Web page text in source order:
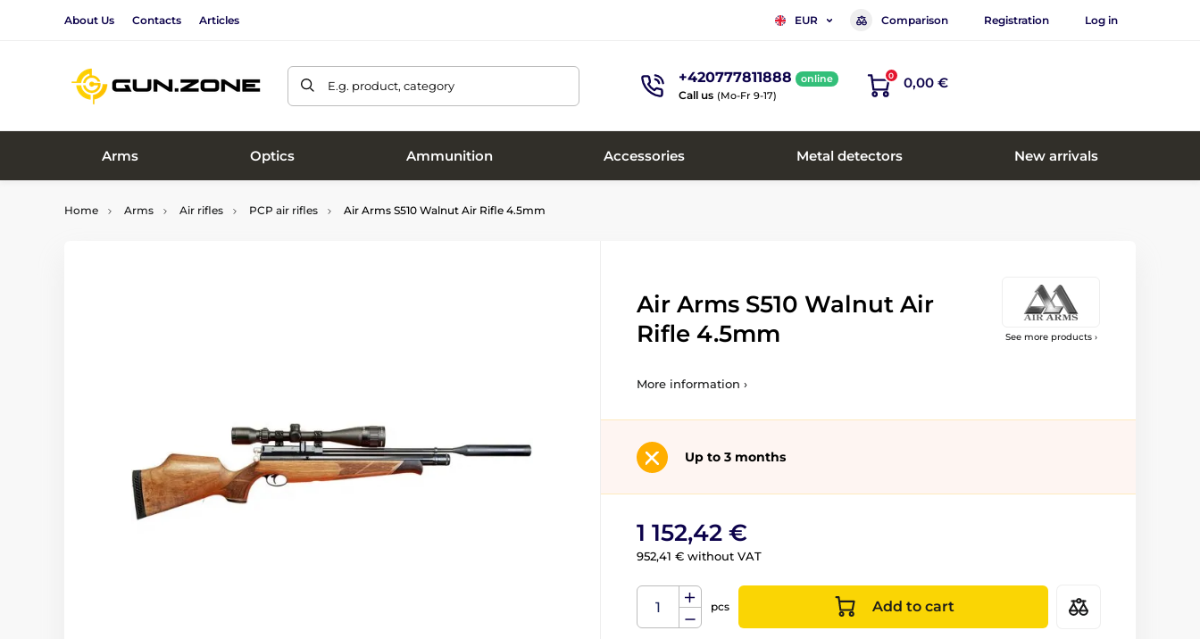
About Us Contacts Articles EUR Comparison Registration Log in
E.g. product, category +420777811888 online
Call us (Mo-Fr 9-17)
0 0,00 €
Arms Optics Ammunition Accessories Metal detectors New arrivals
Home Arms Air rifles PCP air rifles Air Arms S510 Walnut Air Rifle 4.5mm
See more products ›
Air Arms S510 Walnut Air
Rifle 4.5mm
More information ›
Up to 3 months
1 152,42 €
952,41 € without VAT
pcs Add to cart